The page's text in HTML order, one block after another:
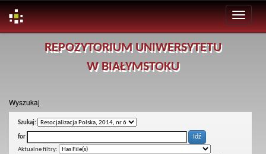
REPOZYTORIUM UNIWERSYTETU
W BIAŁYMSTOKU
Wyszukaj
Szukaj:
for
Aktualne filtry: